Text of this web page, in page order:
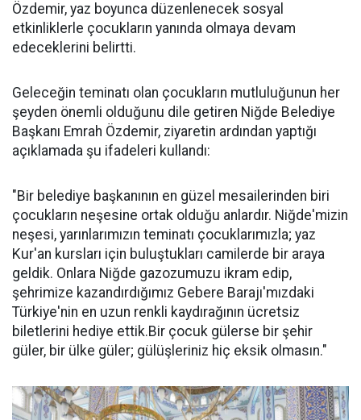
Özdemir, yaz boyunca düzenlenecek sosyal
etkinliklerle çocukların yanında olmaya devam
edeceklerini belirtti.
Geleceğin teminatı olan çocukların mutluluğunun her
şeyden önemli olduğunu dile getiren Niğde Belediye
Başkanı Emrah Özdemir, ziyaretin ardından yaptığı
açıklamada şu ifadeleri kullandı:
"Bir belediye başkanının en güzel mesailerinden biri
çocukların neşesine ortak olduğu anlardır. Niğde'mizin
neşesi, yarınlarımızın teminatı çocuklarımızla; yaz
Kur'an kursları için buluştukları camilerde bir araya
geldik. Onlara Niğde gazozumuzu ikram edip,
şehrimize kazandırdığımız Gebere Barajı'mızdaki
Türkiye'nin en uzun renkli kaydırağının ücretsiz
biletlerini hediye ettik.Bir çocuk gülerse bir şehir
güler, bir ülke güler; gülüşleriniz hiç eksik olmasın."